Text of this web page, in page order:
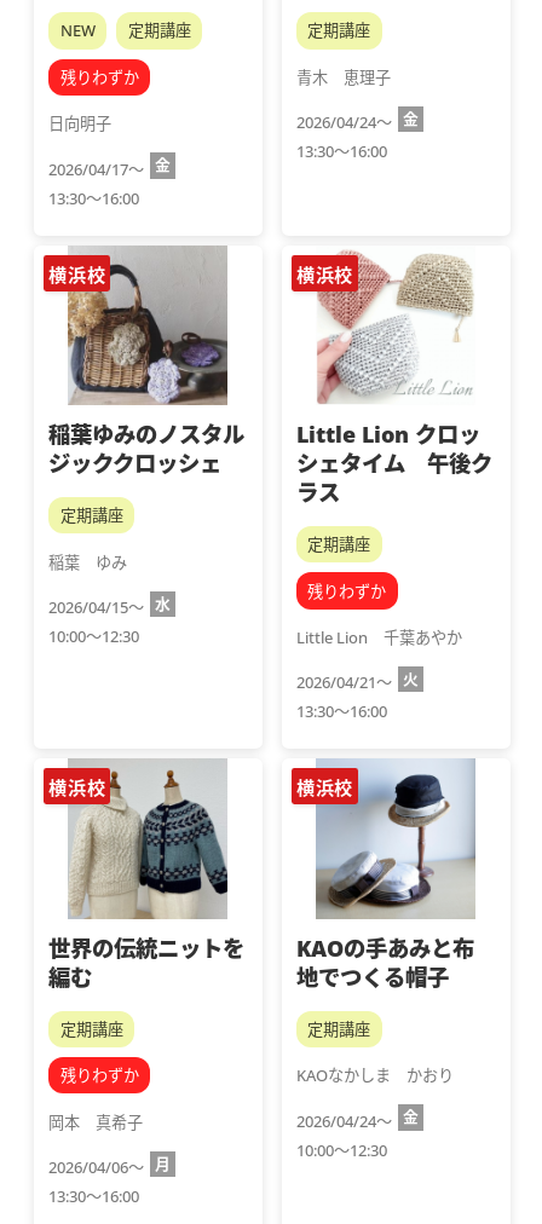
NEW 定期講座
残りわずか
日向明子
2026/04/17～ 金
13:30～16:00
定期講座
青木　恵理子
2026/04/24～ 金
13:30～16:00
横浜校
稲葉ゆみのノスタル
ジッククロッシェ
定期講座
稲葉　ゆみ
2026/04/15～ 水
10:00～12:30
横浜校
Little Lion クロッ
シェタイム 午後ク
ラス
定期講座
残りわずか
Little Lion　千葉あやか
2026/04/21～ 火
13:30～16:00
横浜校
世界の伝統ニットを
編む
定期講座
残りわずか
岡本　真希子
2026/04/06～ 月
13:30～16:00
横浜校
KAOの手あみと布
地でつくる帽子
定期講座
KAOなかしま　かおり
2026/04/24～ 金
10:00～12:30